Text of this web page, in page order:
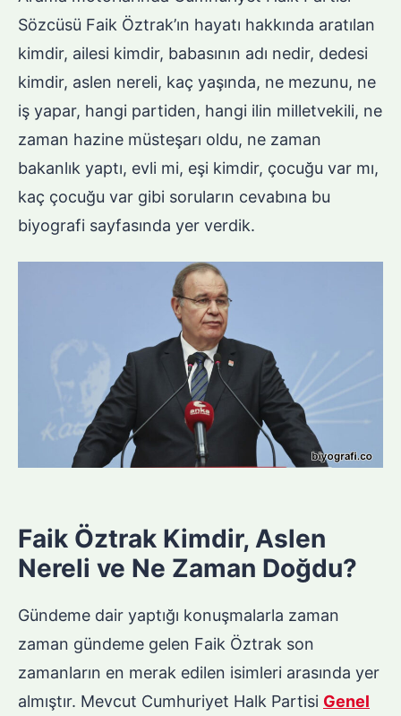
Sözcüsü Faik Öztrak’ın hayatı hakkında aratılan
kimdir, ailesi kimdir, babasının adı nedir, dedesi
kimdir, aslen nereli, kaç yaşında, ne mezunu, ne
iş yapar, hangi partiden, hangi ilin milletvekili, ne
zaman hazine müsteşarı oldu, ne zaman
bakanlık yaptı, evli mi, eşi kimdir, çocuğu var mı,
kaç çocuğu var gibi soruların cevabına bu
biyografi sayfasında yer verdik.
Faik Öztrak Kimdir, Aslen
Nereli ve Ne Zaman Doğdu?
Gündeme dair yaptığı konuşmalarla zaman
zaman gündeme gelen Faik Öztrak son
zamanların en merak edilen isimleri arasında yer
almıştır. Mevcut Cumhuriyet Halk Partisi Genel